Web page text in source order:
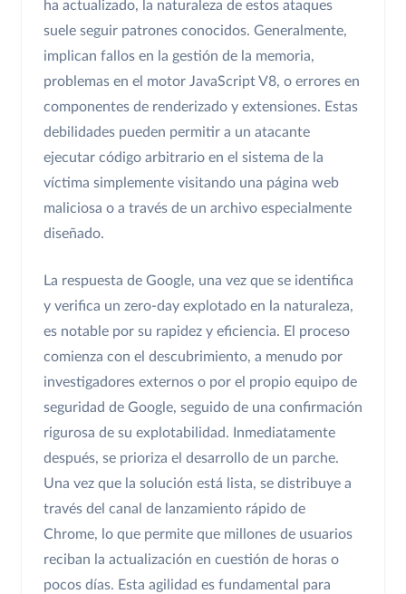
ha actualizado, la naturaleza de estos ataques
suele seguir patrones conocidos. Generalmente,
implican fallos en la gestión de la memoria,
problemas en el motor JavaScript V8, o errores en
componentes de renderizado y extensiones. Estas
debilidades pueden permitir a un atacante
ejecutar código arbitrario en el sistema de la
víctima simplemente visitando una página web
maliciosa o a través de un archivo especialmente
diseñado.
La respuesta de Google, una vez que se identifica
y verifica un zero-day explotado en la naturaleza,
es notable por su rapidez y eficiencia. El proceso
comienza con el descubrimiento, a menudo por
investigadores externos o por el propio equipo de
seguridad de Google, seguido de una confirmación
rigurosa de su explotabilidad. Inmediatamente
después, se prioriza el desarrollo de un parche.
Una vez que la solución está lista, se distribuye a
través del canal de lanzamiento rápido de
Chrome, lo que permite que millones de usuarios
reciban la actualización en cuestión de horas o
pocos días. Esta agilidad es fundamental para